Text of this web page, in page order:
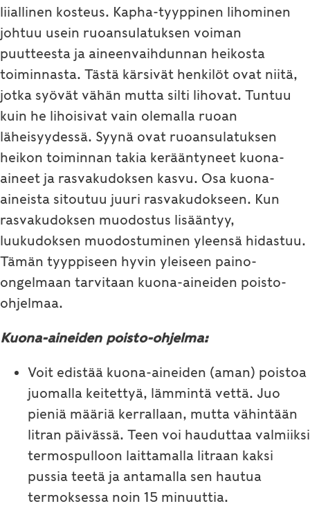
liiallinen kosteus. Kapha-tyyppinen lihominen
johtuu usein ruoansulatuksen voiman
puutteesta ja aineenvaihdunnan heikosta
toiminnasta. Tästä kärsivät henkilöt ovat niitä,
jotka syövät vähän mutta silti lihovat. Tuntuu
kuin he lihoisivat vain olemalla ruoan
läheisyydessä. Syynä ovat ruoansulatuksen
heikon toiminnan takia kerääntyneet kuona-
aineet ja rasvakudoksen kasvu. Osa kuona-
aineista sitoutuu juuri rasvakudokseen. Kun
rasvakudoksen muodostus lisääntyy,
luukudoksen muodostuminen yleensä hidastuu.
Tämän tyyppiseen hyvin yleiseen paino-
ongelmaan tarvitaan kuona-aineiden poisto-
ohjelmaa.
Kuona-aineiden poisto-ohjelma:
Voit edistää kuona-aineiden (aman) poistoa
juomalla keitettyä, lämmintä vettä. Juo
pieniä määriä kerrallaan, mutta vähintään
litran päivässä. Teen voi hauduttaa valmiiksi
termospulloon laittamalla litraan kaksi
pussia teetä ja antamalla sen hautua
termoksessa noin 15 minuuttia.